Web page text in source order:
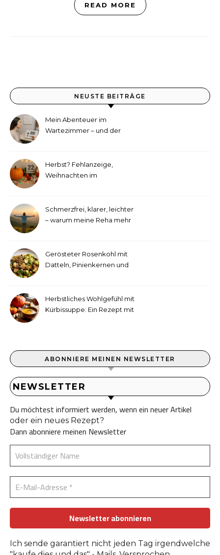
READ MORE
NEUSTE BEITRÄGE
Mein Abenteuer im
Wartezimmer – und der
Herbst? Fehlanzeige,
Weihnachten im
Schmerzfrei, klarer, leichter
– warum meine Reha mehr
Gerösteter Rosenkohl mit
Datteln, Pinienkernen und
Herbstliches Wohlgefühl mit
Kürbissuppe: Ein Rezept mit
ABONNIERE MEINEN NEWSLETTER
NEWSLETTER
Du möchtest informiert werden, wenn ein neuer Artikel
oder ein neues Rezept?
Dann abonniere meinen Newsletter
Ich sende garantiert nicht jeden Tag irgendwelche